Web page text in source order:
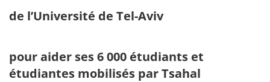
de l’Université de Tel-Aviv
pour aider ses 6 000 étudiants et
étudiantes mobilisés par Tsahal